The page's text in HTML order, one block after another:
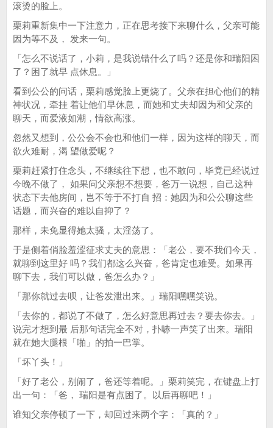
滚烫的脸上。
栗莉重新集中一下注意力，正在思考接下来聊什么，父亲可能
因为等不及， 发来一句。
「怎么不说话了，小莉，是我说错什么了吗？还是你和瑞阳困
了？困了就早 点休息。」
看到公公的问话，栗莉感觉脸上更烧了。父亲在担心他们的精
神状况，牵挂 着让他们早休息，而她和丈夫却因为和父亲的
聊天，而爱液如潮，情欲高涨。
忽然又想到，公公会不会也和他们一样，因为这样的聊天，而
欲火难耐，渴 望做爱呢？
栗莉赶紧打住念头，不继续往下想，也不敢问，毕竟已经说过
今晚不做了， 如果问父亲想不想要，爸万一说想，自己这种
状态下去他房间，岂不等于不打自 招：她因为和公公聊这些
话题，而兴奋的难以自抑了？
那样，未免显得她太骚，太淫荡了。
于是侧着俏脸羞涩征求丈夫的意思：「老公，要不我们今天，
就聊到这里好 吗？我们都这么兴奋，爸肯定也难受。如果再
聊下去，我们可以做，爸怎么办？」
「那你就过去呗，让爸发泄出来。」瑞阳嘿嘿笑说。
「去你的，都说了不做了，怎么好意思再过去？要去你去。」
说完才想到最 后那句话完全不对，扑哧一声笑了出来。瑞阳
就在她大腿根「啪」的拍一巴掌。
「坏丫头！」
「好了老公，别闹了，爸还等着呢。」栗莉笑完，在键盘上打
出一句：「爸， 瑞阳是有点困了。以后再聊吧！」
谁知父亲停顿了一下，却回过来两个字：「真的？」